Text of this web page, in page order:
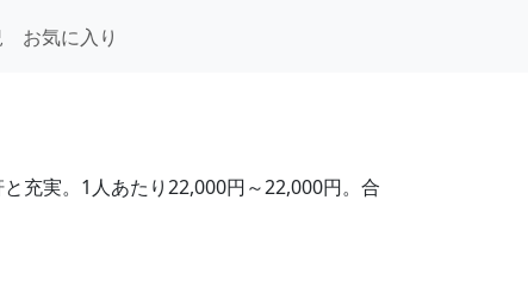
お気に入り
充実。1人あたり22,000円～22,000円。合